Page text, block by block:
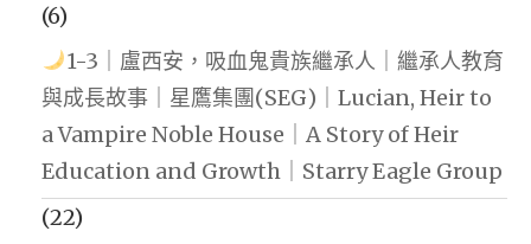
(6)
1-3｜盧西安，吸血鬼貴族繼承人｜繼承人教育
與成長故事｜星鷹集團(SEG)｜Lucian, Heir to
a Vampire Noble House｜A Story of Heir
Education and Growth｜Starry Eagle Group
(22)